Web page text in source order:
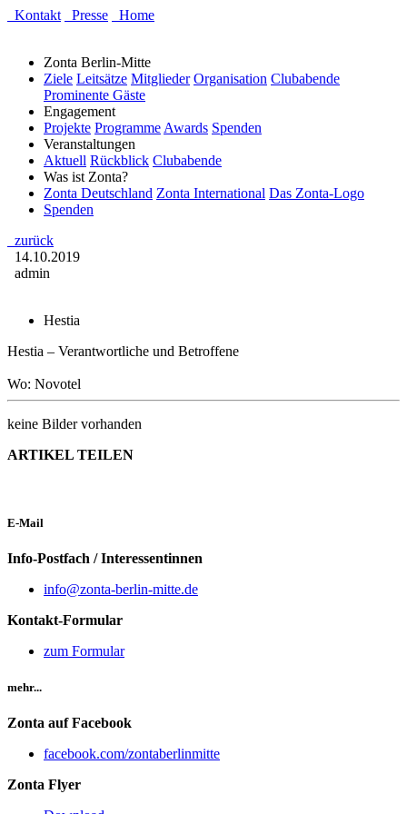
Kontakt Presse Home
Zonta Berlin-Mitte
Ziele Leitsätze Mitglieder Organisation Clubabende
Prominente Gäste
Engagement
Projekte Programme Awards Spenden
Veranstaltungen
Aktuell Rückblick Clubabende
Was ist Zonta?
Zonta Deutschland Zonta International Das Zonta-Logo
Spenden
zurück
14.10.2019
admin
Hestia
Hestia – Verantwortliche und Betroffene
Wo: Novotel
keine Bilder vorhanden
ARTIKEL TEILEN
E-Mail
Info-Postfach / Interessentinnen
info@zonta-berlin-mitte.de
Kontakt-Formular
zum Formular
mehr...
Zonta auf Facebook
facebook.com/zontaberlinmitte
Zonta Flyer